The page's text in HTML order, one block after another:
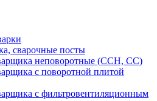
сварочные посты
неповоротные (ССН, СС)
с поворотной плитой
с фильтровентиляционным